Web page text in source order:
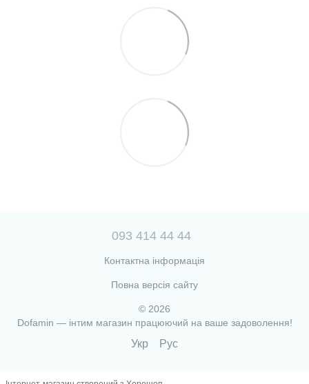
093 414 44 44
Контактна інформація
Повна версія сайту
© 2026
Dofamin — інтим магазин працюючий на ваше задоволення!
Укр Рус